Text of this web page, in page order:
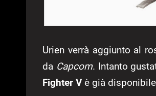
Urien verrà aggiunto al
da Capcom. Intanto
Fighter Vè già disponibile